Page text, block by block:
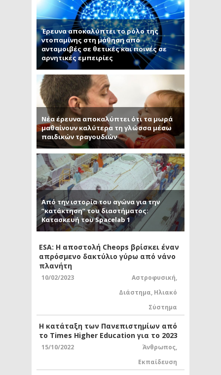
Έρευνα αποκαλύπτει το ρόλο της
ντοπαμίνης στη μάθηση από
ανταμοιβές σε θετικές και ποινές σε
αρνητικές εμπειρίες
Νέα έρευνα αποκαλύπτει ότι τα μωρά
μαθαίνουν καλύτερα τη γλώσσα μέσω
παιδικών τραγουδιών
Από την ιστορία του αγώνα για την
“κατάκτηση” του διαστήματος:
Κατασκευή του Spacelab 1
ESA: Η αποστολή Cheops βρίσκει έναν
απρόσμενο δακτύλιο γύρω από νάνο
πλανήτη
10/02/2023 Αστροφυσική,
Διάστημα, Ηλιακό
Σύστημα
Η κατάταξη των Πανεπιστημίων από
το Times Higher Education για το 2023
15/10/2022 Άνθρωπος,
Εκπαίδευση